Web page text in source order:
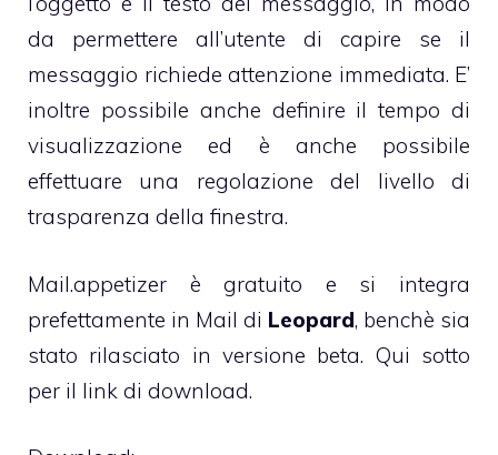
da permettere all’utente di capire se il
messaggio richiede attenzione immediata. E’
inoltre possibile anche definire il tempo di
visualizzazione ed è anche possibile
effettuare una regolazione del livello di
trasparenza della finestra.
Mail.appetizer è gratuito e si integra
prefettamente in Mail di Leopard, benchè sia
stato rilasciato in versione beta. Qui sotto
per il link di download.